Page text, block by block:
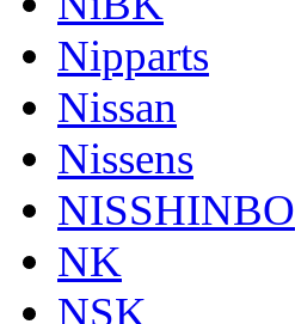
Nipparts
Nissan
Nissens
NISSHINBO
NK
NSK